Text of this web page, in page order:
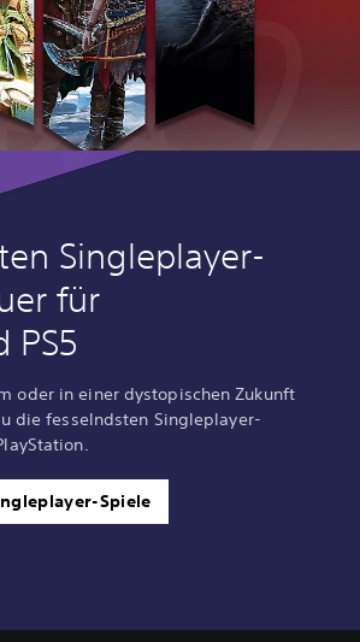
Singleplayer-
für
PS5
oder in einer dystopischen Zukunft
die fesselndsten Singleplayer-
Spiele